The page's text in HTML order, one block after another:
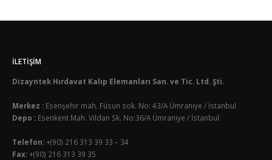
İLETIŞIM
Dizayntek Hırdavat Kalıp Elemanları San. ve Tic. Ltd. Şti.
Merkez : Esenşehir mah. Füsun sok. No: 43/A Ümraniye / İstanbul
Depo : Esenkent Mah. Vildan Sk. No:36/A Ümraniye / İstanbul
Telefon:+(90) 216 313 39 33 – 34
Fax:+(90) 216 313 39 35